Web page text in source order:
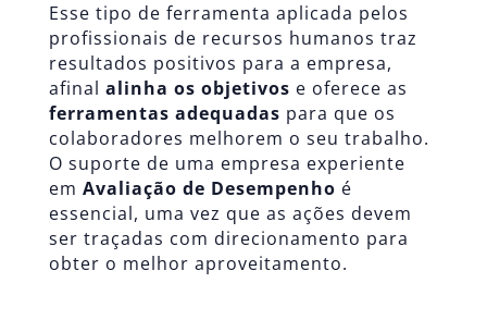
Esse tipo de ferramenta aplicada pelos
profissionais de recursos humanos traz
resultados positivos para a empresa,
afinal alinha os objetivos e oferece as
ferramentas adequadas para que os
colaboradores melhorem o seu trabalho.
O suporte de uma empresa experiente
em Avaliação de Desempenho é
essencial, uma vez que as ações devem
ser traçadas com direcionamento para
obter o melhor aproveitamento.